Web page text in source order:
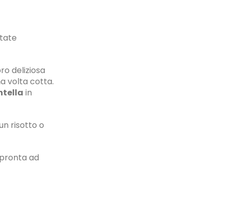
deliziosa
volta cotta.
in
risotto o
ad